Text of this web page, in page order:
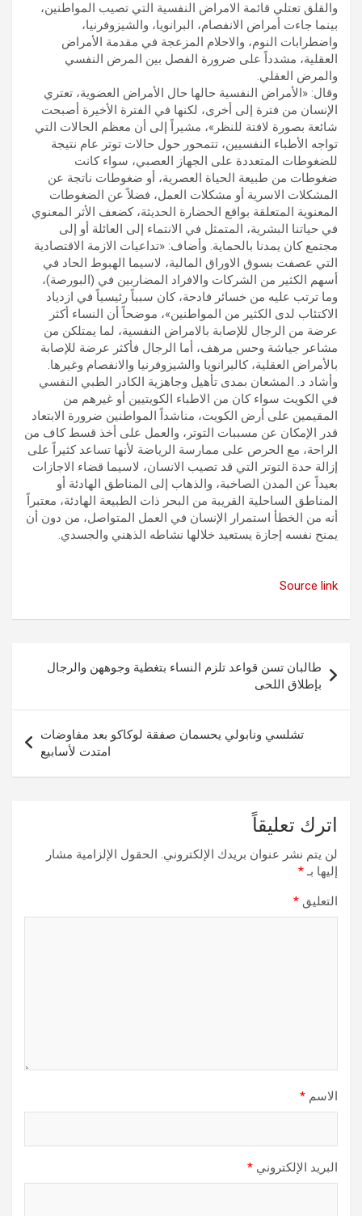
والقلق تعتلي قائمة الامراض النفسية التي تصيب المواطنين،
بينما جاءت أمراض الانفصام، البرانويا، والشيزوفرنيا،
واضطرابات النوم، والاحلام المزعجة في مقدمة الأمراض
العقلية، مشدداً على ضرورة الفصل بين المرض النفسي
والمرض العقلي.
وقال: «الأمراض النفسية حالها حال الأمراض العضوية، تعتري
الإنسان من فترة إلى أخرى، لكنها في الفترة الأخيرة أصبحت
شائعة بصورة لافتة للنظر»، مشيراً إلى أن معظم الحالات التي
تواجه الأطباء النفسيين، تتمحور حول حالات توتر عام نتيجة
للضغوطات المتعددة على الجهاز العصبي، سواء كانت
ضغوطات من طبيعة الحياة العصرية، أو ضغوطات ناتجة عن
المشكلات الاسرية أو مشكلات العمل، فضلاً عن الضغوطات
المعنوية المتعلقة بواقع الحضارة الحديثة، كضعف الأثر المعنوي
في حياتنا البشرية، المتمثل في الانتماء إلى العائلة أو إلى
مجتمع كان يمدنا بالحماية. وأضاف: «تداعيات الازمة الاقتصادية
التي عصفت بسوق الاوراق المالية، لاسيما الهبوط الحاد في
أسهم الكثير من الشركات والافراد المضاربين في (البورصة)،
وما ترتب عليه من خسائر فادحة، كان سبباً رئيسياً في ازدياد
الاكتئاب لدى الكثير من المواطنين»، موضحاً أن النساء أكثر
عرضة من الرجال للإصابة بالامراض النفسية، لما يمتلكن من
مشاعر جياشة وحس مرهف، أما الرجال فأكثر عرضة للإصابة
بالأمراض العقلية، كالبرانويا والشيزوفرنيا والانفصام وغيرها.
وأشاد د. المشعان بمدى تأهيل وجاهزية الكادر الطبي النفسي
في الكويت سواء كان من الاطباء الكويتيين أو غيرهم من
المقيمين على أرض الكويت، مناشداً المواطنين ضرورة الابتعاد
قدر الإمكان عن مسببات التوتر، والعمل على أخذ قسط كاف من
الراحة، مع الحرص على ممارسة الرياضة لأنها تساعد كثيراً على
إزالة حدة التوتر التي قد تصيب الانسان، لاسيما قضاء الاجازات
بعيداً عن المدن الصاخبة، والذهاب إلى المناطق الهادئة أو
المناطق الساحلية القريبة من البحر ذات الطبيعة الهادئة، معتبراً
أنه من الخطأ استمرار الإنسان في العمل المتواصل، من دون أن
يمنح نفسه إجازة يستعيد خلالها نشاطه الذهني والجسدي.
Source link
المقالات
طالبان تسن قواعد تلزم النساء بتغطية وجوههن والرجال
بإطلاق اللحى
تشلسي ونابولي يحسمان صفقة لوكاكو بعد مفاوضات
امتدت لأسابيع
اترك تعليقاً
لن يتم نشر عنوان بريدك الإلكتروني. الحقول الإلزامية مشار
إليها بـ*
التعليق *
الاسم *
البريد الإلكتروني *